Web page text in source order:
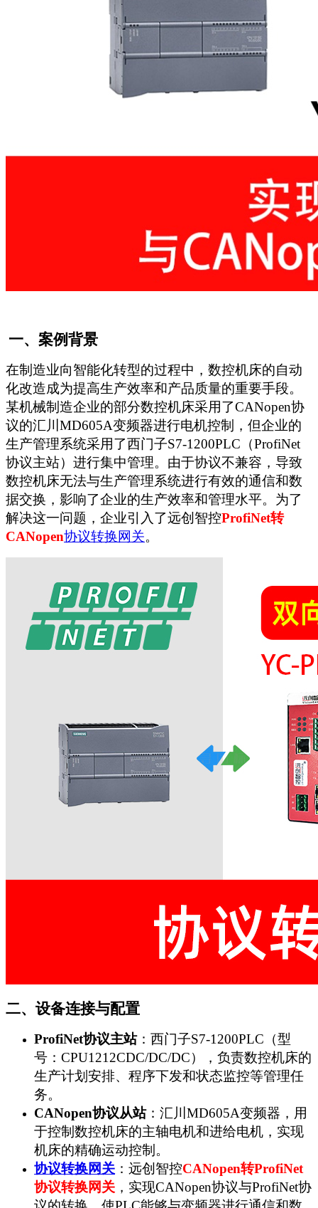
一、案例背景
在制造业向智能化转型的过程中，数控机床的自动
化改造成为提高生产效率和产品质量的重要手段。
某机械制造企业的部分数控机床采用了CANopen协
议的汇川MD605A变频器进行电机控制，但企业的
生产管理系统采用了西门子S7-1200PLC（ProfiNet
协议主站）进行集中管理。由于协议不兼容，导致
数控机床无法与生产管理系统进行有效的通信和数
据交换，影响了企业的生产效率和管理水平。为了
解决这一问题，企业引入了远创智控ProfiNet转
CANopen协议转换网关。
二、设备连接与配置
ProfiNet协议主站：西门子S7-1200PLC（型
号：CPU1212CDC/DC/DC），负责数控机床的
生产计划安排、程序下发和状态监控等管理任
务。
CANopen协议从站：汇川MD605A变频器，用
于控制数控机床的主轴电机和进给电机，实现
机床的精确运动控制。
协议转换网关 ：远创智控CANopen转ProfiNet
协议转换网关 ，实现CANopen协议与ProfiNet协